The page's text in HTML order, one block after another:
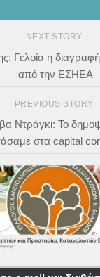
NEXT STORY
Γελοία η
από την ΕΣΗΕΑ
PREVIOUS STORY
Ντράγκι: Το
στα capital